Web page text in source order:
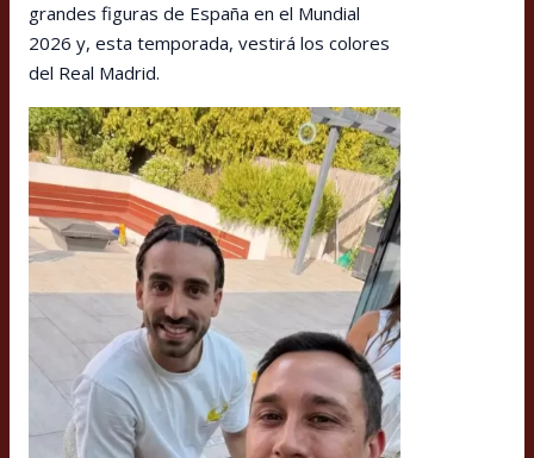
grandes figuras de España en el Mundial
2026 y, esta temporada, vestirá los colores
del Real Madrid.